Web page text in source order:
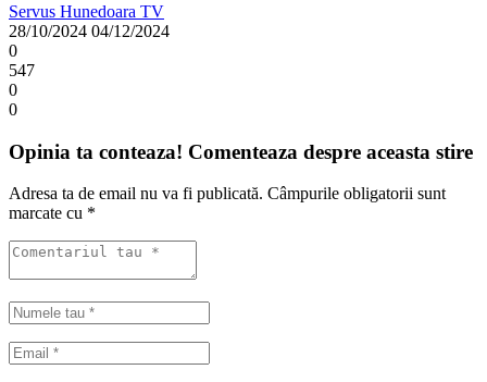
Servus Hunedoara TV
28/10/2024 04/12/2024
0
547
0
0
Opinia ta conteaza! Comenteaza despre aceasta stire
Adresa ta de email nu va fi publicată. Câmpurile obligatorii sunt
marcate cu *